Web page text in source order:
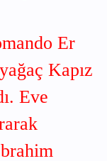
Er
Kapız
Eve